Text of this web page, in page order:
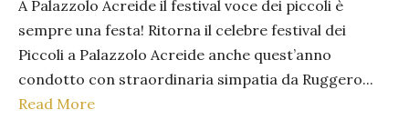
A Palazzolo Acreide il festival voce dei piccoli è
sempre una festa! Ritorna il celebre festival dei
Piccoli a Palazzolo Acreide anche quest’anno
condotto con straordinaria simpatia da Ruggero...
Read More